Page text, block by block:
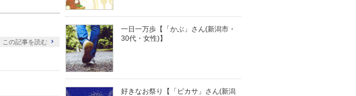
この記事を読む
一日一万歩【「かぶ」さん(新潟市・
30代・女性)】
好きなお祭り【「ピカサ」さん(新潟